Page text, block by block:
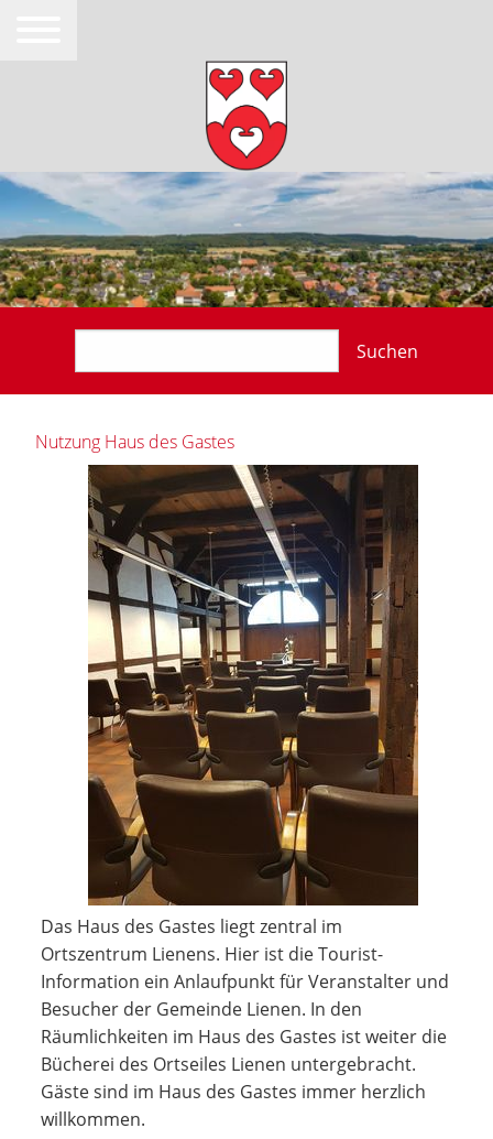
Suchen
Nutzung Haus des Gastes
Das Haus des Gastes liegt zentral im
Ortszentrum Lienens. Hier ist die Tourist-
Information ein Anlaufpunkt für Veranstalter und
Besucher der Gemeinde Lienen. In den
Räumlichkeiten im Haus des Gastes ist weiter die
Bücherei des Ortseiles Lienen untergebracht.
Gäste sind im Haus des Gastes immer herzlich
willkommen.